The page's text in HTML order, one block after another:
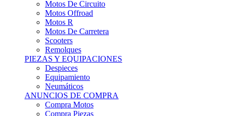
Motos R
Motos De Carretera
Scooters
Remolques
PIEZAS Y EQUIPACIONES
Despieces
Equipamiento
Neumáticos
ANUNCIOS DE COMPRA
Compra Motos
Compra Piezas
ASISTENCIA Y TALLER